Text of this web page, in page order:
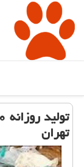
تهران